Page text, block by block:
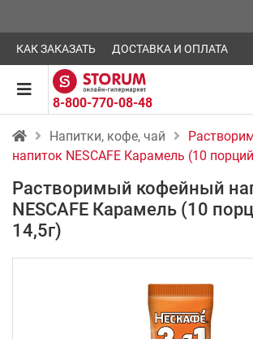
КАК ЗАКАЗАТЬ ДОСТАВКА И ОПЛАТА
8-800-770-08-48
Напитки, кофе, чай
напиток NESCAFE Карамель (10
Растворимый кофейный
NESCAFE Карамель (10
14,5г)